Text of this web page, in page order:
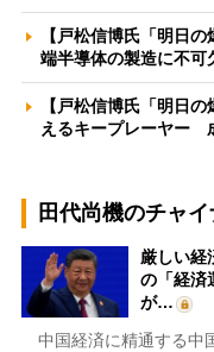
【戸松信博氏「明日
端半導体の製造に不
【戸松信博氏「明日
えるキープレーヤー
田代尚機のチャ
厳しい経
の「経済
が…
中国経済に精通する中